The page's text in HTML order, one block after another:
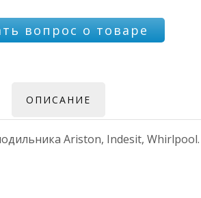
вопрос о товаре
ОПИСАНИЕ
Ariston, Indesit, Whirlpool.